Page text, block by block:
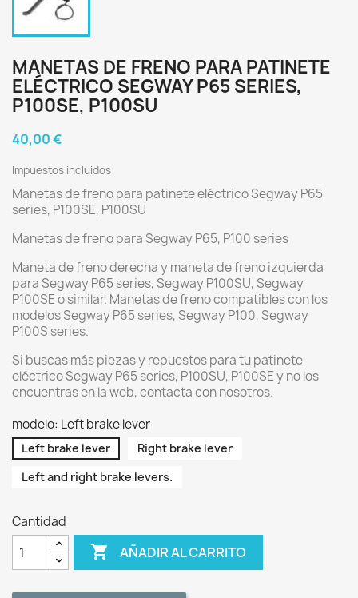
MANETAS DE FRENO PARA PATINETE
ELÉCTRICO SEGWAY P65 SERIES,
P100SE, P100SU
40,00 €
Impuestos incluidos
Manetas de freno para patinete eléctrico Segway P65
series, P100SE, P100SU
Manetas de freno para Segway P65, P100 series
Maneta de freno derecha y maneta de freno izquierda
para Segway P65 series, Segway P100SU, Segway
P100SE o similar. Manetas de freno compatibles con los
modelos Segway P65 series, Segway P100, Segway
P100S series.
Si buscas más piezas y repuestos para tu patinete
eléctrico Segway P65 series, P100SU, P100SE y no los
encuentras en la web, contacta con nosotros.
modelo: Left brake lever
Left brake lever
Right brake lever
Left and right brake levers.
Cantidad
 AÑADIR AL CARRITO